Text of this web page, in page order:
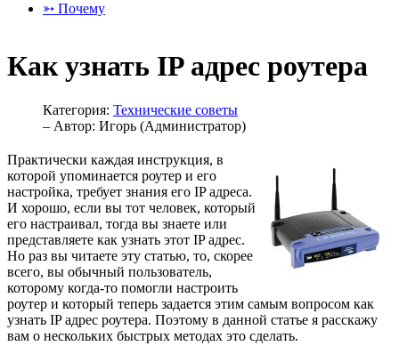
➳ Почему
Как узнать IP адрес роутера
Категория: Технические советы
– Автор: Игорь (Администратор)
Практически каждая инструкция, в
которой упоминается роутер и его
настройка, требует знания его IP адреса.
И хорошо, если вы тот человек, который
его настраивал, тогда вы знаете или
представляете как узнать этот IP адрес.
Но раз вы читаете эту статью, то, скорее
всего, вы обычный пользователь,
которому когда-то помогли настроить
роутер и который теперь задается этим самым вопросом как
узнать IP адрес роутера. Поэтому в данной статье я расскажу
вам о нескольких быстрых методах это сделать.